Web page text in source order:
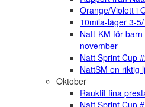
Orange/Violett i
10mila-läger 3-
Natt-KM för
november
Natt Sprint Cup
NattSM en riktig
Oktober
Rauktit fina
Natt Sprint Cup